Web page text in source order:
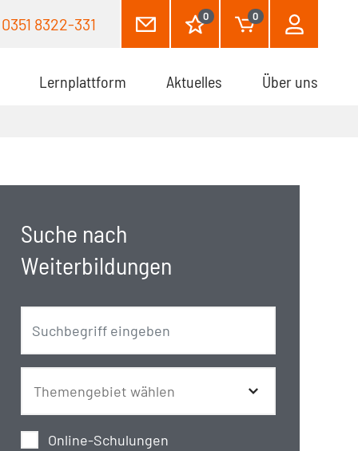
0351 8322-331 0 0
Lernplattform Aktuelles Über uns
Suche nach
Weiterbildungen
Online-Schulungen